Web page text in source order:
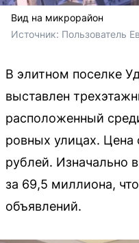
Вид на микрорайон
Источник: Пользователь
В элитном поселке
выставлен
расположенный
ровных улицах.
рублей. Изначально
за 69,5 миллиона,
объявлений.